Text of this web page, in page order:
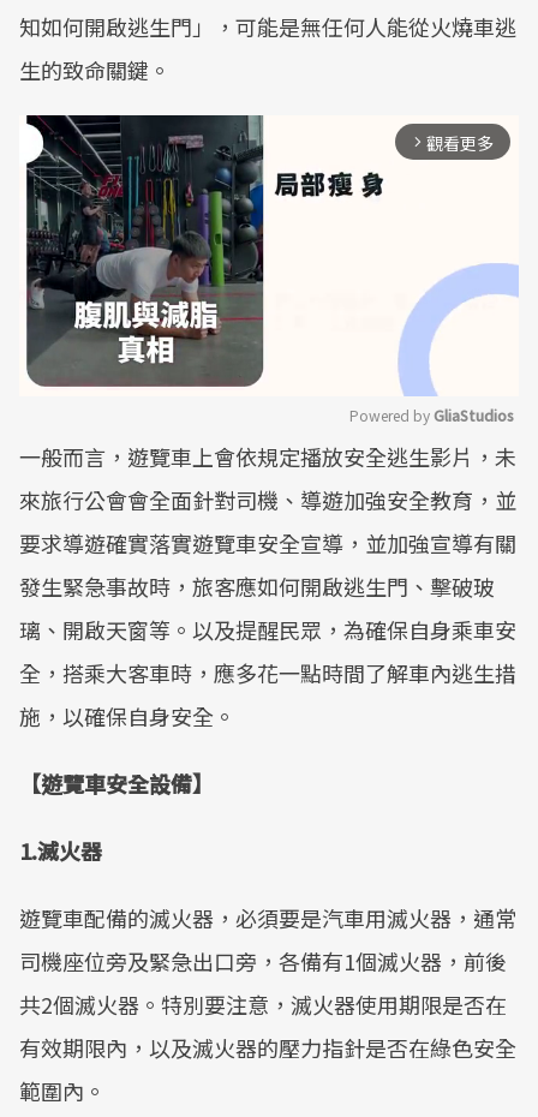
知如何開啟逃生門」，可能是無任何人能從火燒車逃
生的致命關鍵。
arrow_forward_ios 觀看更多
Mute
Powered by GliaStudios
一般而言，遊覽車上會依規定播放安全逃生影片，未
來旅行公會會全面針對司機、導遊加強安全教育，並
要求導遊確實落實遊覽車安全宣導，並加強宣導有關
發生緊急事故時，旅客應如何開啟逃生門、擊破玻
璃、開啟天窗等。以及提醒民眾，為確保自身乘車安
全，搭乘大客車時，應多花一點時間了解車內逃生措
施，以確保自身安全。
【遊覽車安全設備】
1.滅火器
遊覽車配備的滅火器，必須要是汽車用滅火器，通常
司機座位旁及緊急出口旁，各備有1個滅火器，前後
共2個滅火器。特別要注意，滅火器使用期限是否在
有效期限內，以及滅火器的壓力指針是否在綠色安全
範圍內。